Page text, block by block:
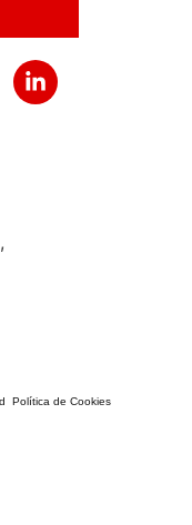
Política de Cookies